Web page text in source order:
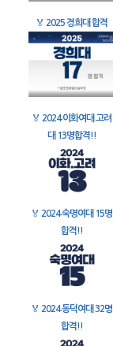
🏅 2025 경희대 합격
🏅 2024 이화여대 고려
대 13명합격!!
🏅 2024 숙명여대 15명
합격!!
🏅 2024 동덕여대 32명
합격!!